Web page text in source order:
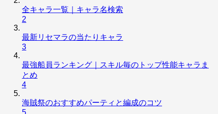
全キャラ一覧｜キャラ名検索
2
最新リセマラの当たりキャラ
3
最強船員ランキング｜スキル毎のトップ性能キャラま
とめ
4
海賊祭のおすすめパーティと編成のコツ